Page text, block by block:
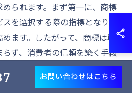
られます。まず第一に、商標
を選択する際の指標となり、
ます。したがって、商標は単
ず、消費者の信頼を築く手段
商標を通じて市場での差別化を
合他社との差異を明確にする
お問い合わせはこちら